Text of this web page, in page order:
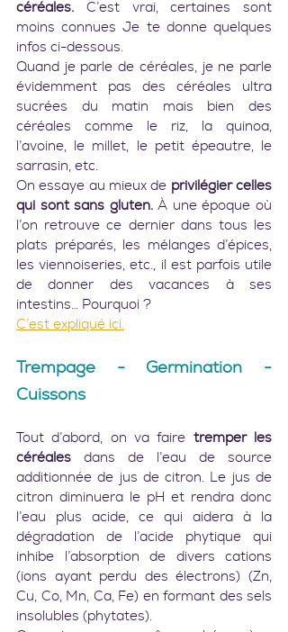
céréales. C’est vrai, certaines sont
moins connues Je te donne quelques
infos ci-dessous.
Quand je parle de céréales, je ne parle
évidemment pas des céréales ultra
sucrées du matin mais bien des
céréales comme le riz, la quinoa,
l’avoine, le millet, le petit épeautre, le
sarrasin, etc.
On essaye au mieux de privilégier celles
qui sont sans gluten. À une époque où
l’on retrouve ce dernier dans tous les
plats préparés, les mélanges d’épices,
les viennoiseries, etc., il est parfois utile
de donner des vacances à ses
intestins… Pourquoi ?
C’est expliqué ici.
Trempage - Germination -
Cuissons
Tout d’abord, on va faire tremper les
céréales dans de l’eau de source
additionnée de jus de citron. Le jus de
citron diminuera le pH et rendra donc
l’eau plus acide, ce qui aidera à la
dégradation de l’acide phytique qui
inhibe l’absorption de divers cations
(ions ayant perdu des électrons) (Zn,
Cu, Co, Mn, Ca, Fe) en formant des sels
insolubles (phytates).